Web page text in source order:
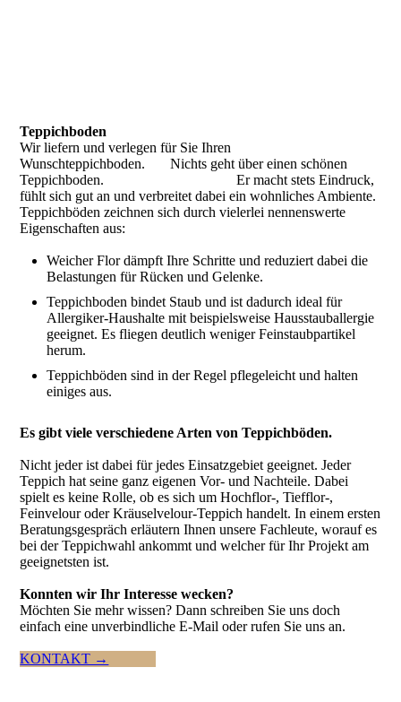
Teppichboden
Wir liefern und verlegen für Sie Ihren
Wunschteppichboden. Nichts geht über einen schönen
Teppichboden. Er macht stets Eindruck,
fühlt sich gut an und verbreitet dabei ein wohnliches Ambiente.
Teppichböden zeichnen sich durch vielerlei nennenswerte
Eigenschaften aus:
Weicher Flor dämpft Ihre Schritte und reduziert dabei die
Belastungen für Rücken und Gelenke.
Teppichboden bindet Staub und ist dadurch ideal für
Allergiker-Haushalte mit beispiels­weise Hausstauballergie
geeignet. Es fliegen deutlich weniger Feinstaubpartikel
herum.
Teppichböden sind in der Regel pflegeleicht und halten
einiges aus.
Es gibt viele verschiedene Arten von Teppichböden.
Nicht jeder ist dabei für jedes Einsatzgebiet geeignet. Jeder
Teppich hat seine ganz eigenen Vor- und Nachteile. Dabei
spielt es keine Rolle, ob es sich um Hochflor-, Tiefflor-,
Feinvelour oder Kräuselvelour-Teppich handelt. In einem ersten
Beratungsgespräch erläutern Ihnen unsere Fach­leute, worauf es
bei der Teppichwahl ankommt und welcher für Ihr Projekt am
geeignetsten ist.
Konnten wir Ihr Interesse wecken?
Möchten Sie mehr wissen? Dann schreiben Sie uns doch
einfach eine unverbindliche E-Mail oder rufen Sie uns an.
KONTAKT →